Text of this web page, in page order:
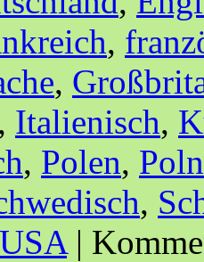
,
,
, Italienisch,
, Polen,
,
USA |